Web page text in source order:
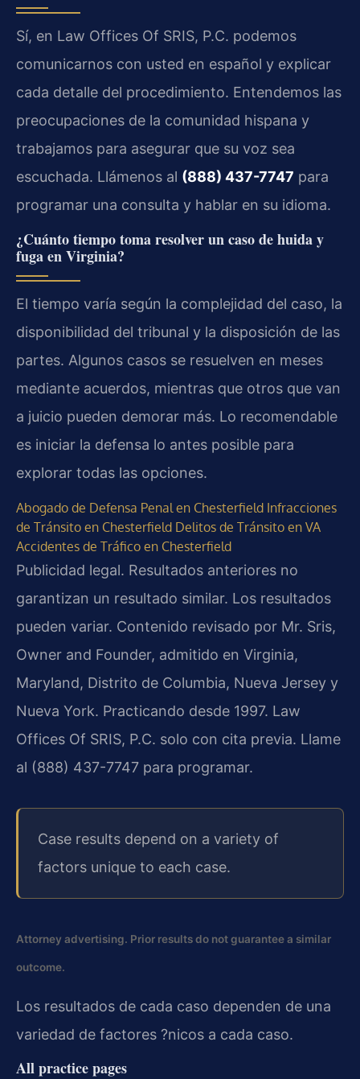
Sí, en Law Offices Of SRIS, P.C. podemos
comunicarnos con usted en español y explicar
cada detalle del procedimiento. Entendemos las
preocupaciones de la comunidad hispana y
trabajamos para asegurar que su voz sea
escuchada. Llámenos al (888) 437-7747 para
programar una consulta y hablar en su idioma.
¿Cuánto tiempo toma resolver un caso de huida y
fuga en Virginia?
El tiempo varía según la complejidad del caso, la
disponibilidad del tribunal y la disposición de las
partes. Algunos casos se resuelven en meses
mediante acuerdos, mientras que otros que van
a juicio pueden demorar más. Lo recomendable
es iniciar la defensa lo antes posible para
explorar todas las opciones.
Abogado de Defensa Penal en Chesterfield Infracciones
de Tránsito en Chesterfield Delitos de Tránsito en VA
Accidentes de Tráfico en Chesterfield
Publicidad legal. Resultados anteriores no
garantizan un resultado similar. Los resultados
pueden variar. Contenido revisado por Mr. Sris,
Owner and Founder, admitido en Virginia,
Maryland, Distrito de Columbia, Nueva Jersey y
Nueva York. Practicando desde 1997. Law
Offices Of SRIS, P.C. solo con cita previa. Llame
al (888) 437-7747 para programar.
Case results depend on a variety of
factors unique to each case.
Attorney advertising. Prior results do not guarantee a similar
outcome.
Los resultados de cada caso dependen de una
variedad de factores ?nicos a cada caso.
All practice pages